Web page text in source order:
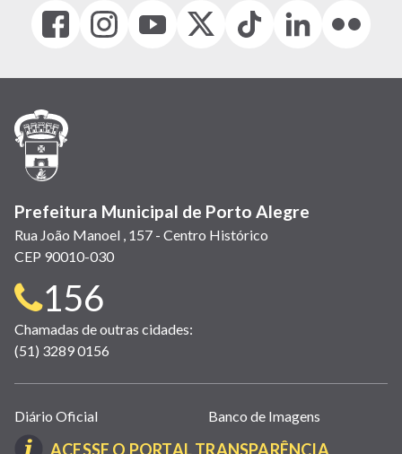
Facebook
(link
em
janela)
Instagram
(link
em
(link
em
(Antigo
(link
Tiktok
(link
em
LinkedIn
(link
em
(link
em
Prefeitura Municipal de Porto Alegre
Rua João Manoel , 157 - Centro Histórico
CEP 90010-030
Telefone
para
contato:
156
Chamadas de outras cidades:
(51) 3289 0156
Links
úteis
Diário Oficial Banco de Imagens
ACESSE O PORTAL TRANSPARÊNCIA(LINK